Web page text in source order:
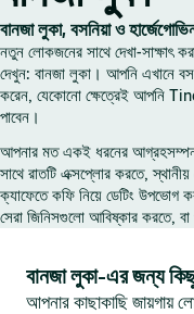
বানজা লুকা, বসনিয়া ও
নতুন লোকজনের সাথে দেখা-সাক্ষাৎ
দেখুন: বানজা লুকা। আপনি এখানে
করেন, যেকোনো ক্ষেত্রেই আপনি
পাবেন।
আপনার মত একই ধরনের
সাথে রাতটি এক্সপ্লোর করতে,
ক্যাফেতে কফি নিয়ে ডেটিং
সেরা জিনিসগুলো আবিষ্কার করতে,
বানজা লুকা-এর জন্য
আপনার কাছাকাছি জায়গায়